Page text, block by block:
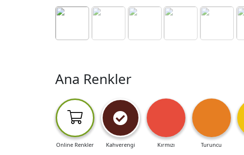
Ana Renkler
Online Renkler Kahverengi Kırmızı Turuncu